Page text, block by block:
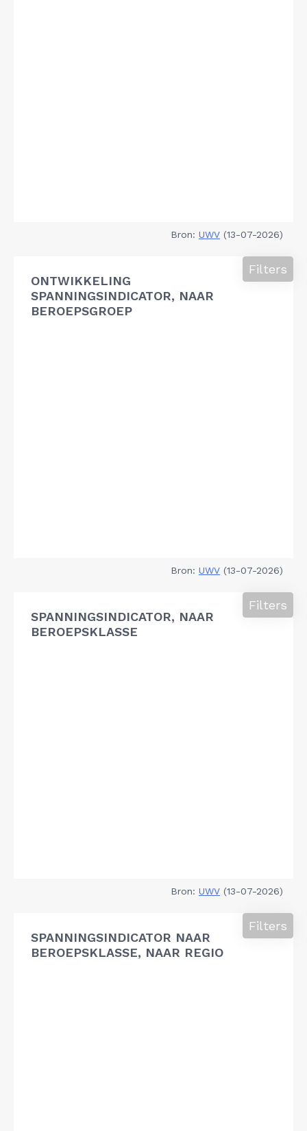
Bron: UWV (13-07-2026)
ONTWIKKELING
SPANNINGSINDICATOR, NAAR
BEROEPSGROEP
Filters
Bron: UWV (13-07-2026)
SPANNINGSINDICATOR, NAAR
BEROEPSKLASSE
Filters
Bron: UWV (13-07-2026)
SPANNINGSINDICATOR NAAR
BEROEPSKLASSE, NAAR REGIO
Filters